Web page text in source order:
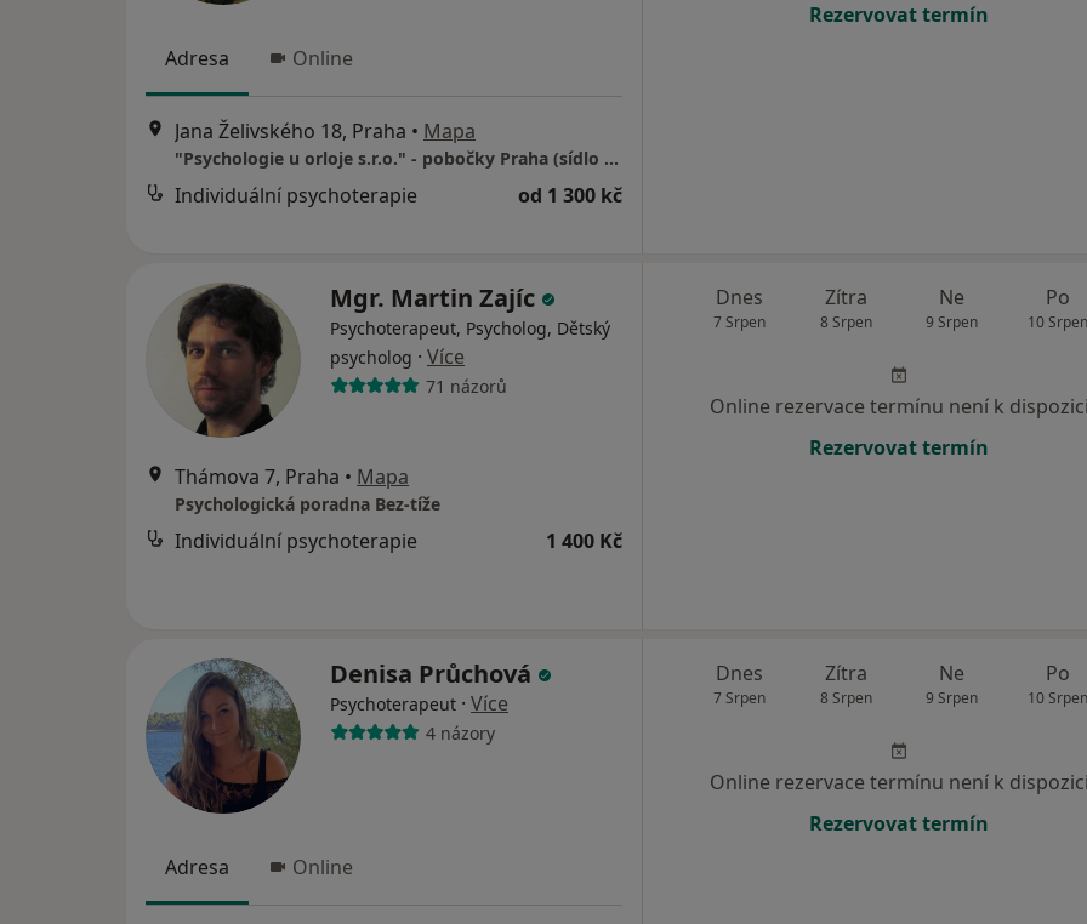
Adresa Online
Jana Želivského 18, Praha • Mapa
"Psychologie u orloje s.r.o." - pobočky Praha (sídlo společnosti)
Individuální psychoterapie od 1 300 kč
Rezervovat termín
Mgr. Martin Zajíc
Psychoterapeut, Psycholog, Dětský
psycholog · Více
71 názorů
Thámova 7, Praha • Mapa
Psychologická poradna Bez-tíže
Individuální psychoterapie 1 400 Kč
Dnes
7 Srpen
Zítra
8 Srpen
Ne
9 Srpen
Po
10 Srpen
Online rezervace termínu není k dispozici
Rezervovat termín
Denisa Průchová
Psychoterapeut · Více
4 názory
Adresa Online
Dnes
7 Srpen
Zítra
8 Srpen
Ne
9 Srpen
Po
10 Srpen
Online rezervace termínu není k dispozici
Rezervovat termín